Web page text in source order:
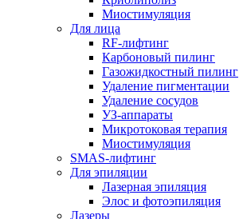
Миостимуляция
Для лица
RF-лифтинг
Карбоновый пилинг
Газожидкостный пилинг
Удаление пигментации
Удаление сосудов
УЗ-аппараты
Микротоковая терапия
Миостимуляция
SMAS-лифтинг
Для эпиляции
Лазерная эпиляция
Элос и фотоэпиляция
Лазеры